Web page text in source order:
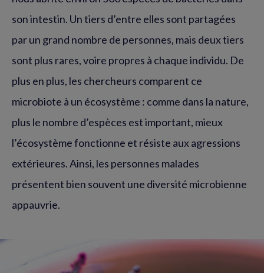
son intestin. Un tiers d’entre elles sont partagées
par un grand nombre de personnes, mais deux tiers
sont plus rares, voire propres à chaque individu. De
plus en plus, les chercheurs comparent ce
microbiote à un écosystème : comme dans la nature,
plus le nombre d’espèces est important, mieux
l’écosystème fonctionne et résiste aux agressions
extérieures. Ainsi, les personnes malades
présentent bien souvent une diversité microbienne
appauvrie.